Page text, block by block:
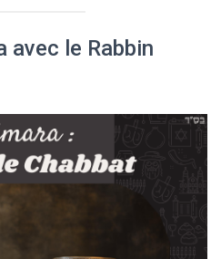
avec le Rabbin